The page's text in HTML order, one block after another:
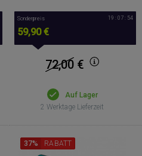
Sonderpreis
59,90 €
19 : 07 : 53
72,00€
Auf Lager
2 Werktage Lieferzeit
37% RABATT